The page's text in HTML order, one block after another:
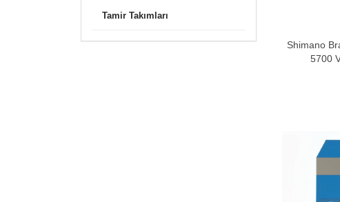
Tamir Takımları
Shimano
5700